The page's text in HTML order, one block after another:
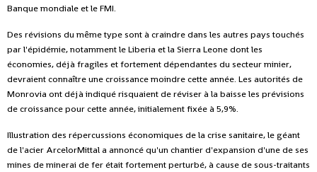
Banque mondiale et le FMI.
Des révisions du même type sont à craindre dans les autres pays touchés
par l'épidémie, notamment le Liberia et la Sierra Leone dont les
économies, déjà fragiles et fortement dépendantes du secteur minier,
devraient connaître une croissance moindre cette année. Les autorités de
Monrovia ont déjà indiqué risquaient de réviser à la baisse les prévisions
de croissance pour cette année, initialement fixée à 5,9%.
Illustration des répercussions économiques de la crise sanitaire, le géant
de l'acier ArcelorMittal a annoncé qu'un chantier d'expansion d'une de ses
mines de minerai de fer était fortement perturbé, à cause de sous-traitants